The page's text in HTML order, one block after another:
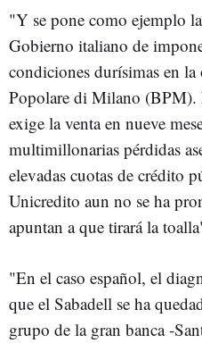
"Y se pone como ejemplo
Gobierno italiano de
condiciones durísimas en la
Popolare di Milano (BPM).
exige la venta en nueve
multimillonarias pérdidas
elevadas cuotas de crédito
Unicredito aun no se ha
apuntan a que tirará la
"En el caso español, el
que el Sabadell se ha
grupo de la gran banca -